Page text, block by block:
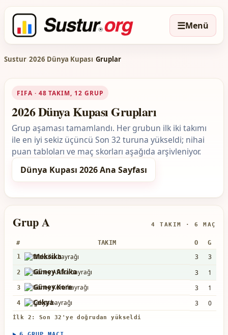
☰Menü
Sustur 2026 Dünya Kupası Gruplar
FIFA · 48 TAKIM, 12 GRUP
2026 Dünya Kupası Grupları
Grup aşaması tamamlandı. Her grubun ilk iki takımı
ile en iyi sekiz üçüncü Son 32 turuna yükseldi; nihai
puan tabloları ve maç skorları aşağıda arşivleniyor.
Dünya Kupası 2026 Ana Sayfası
Grup A 4 TAKIM · 6 MAÇ
# TAKIM O G
1
Meksika 3 3
2 Güney Afrika 3 1
3 Güney Kore 3 1
4 Çekya 3 0
İlk 2: Son 32'ye doğrudan yükseldi